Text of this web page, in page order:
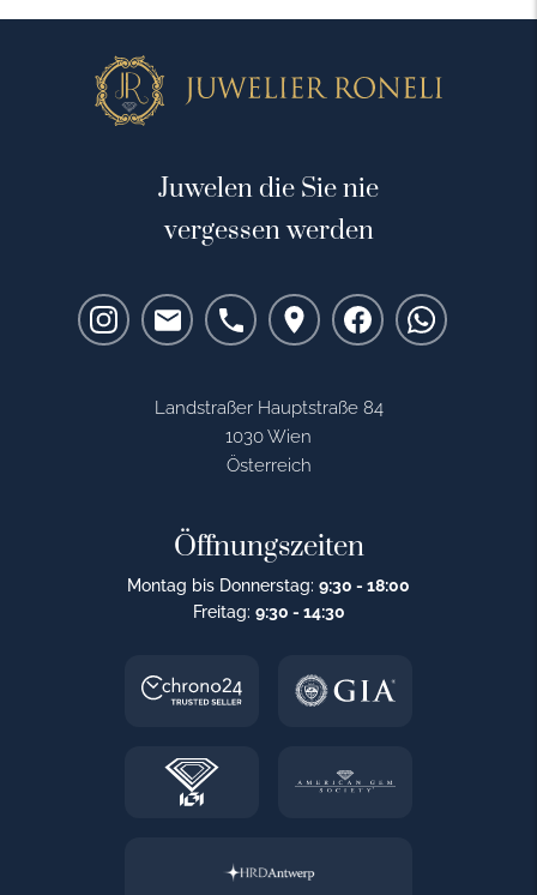
Juwelen die Sie nie
vergessen werden
Landstraßer Hauptstraße 84
1030 Wien
Österreich
Öffnungszeiten
Montag bis Donnerstag: 9:30 - 18:00
Freitag: 9:30 - 14:30